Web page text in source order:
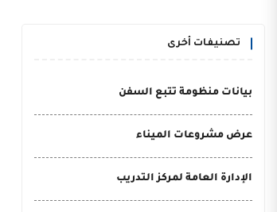
تصنيفات أخرى
بيانات منظومة تتبع السفن
عرض مشروعات الميناء
الإدارة العامة لمركز التدريب